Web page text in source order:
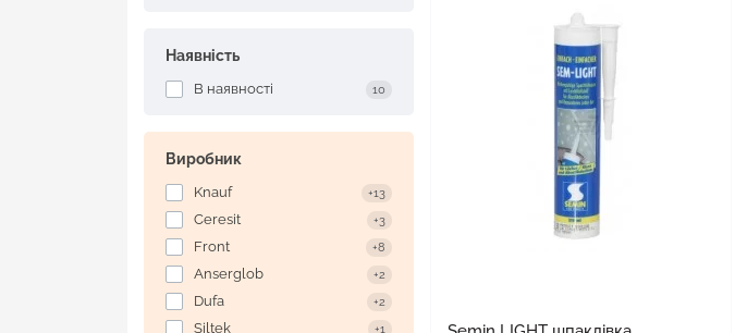
Шпаклівка Caparol
Шпаклівка Aygips
Наявність
В наявності 10
Виробник
Knauf +13
Ceresit +3
Front +8
Anserglob +2
Dufa +2
Siltek +1